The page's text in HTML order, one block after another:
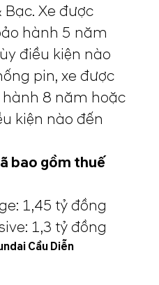
Xe được
hành 5 năm
điều kiện nào
pin, xe được
8 năm hoặc
kiện nào đến
bao gồm thuế
1,45 tỷ đồng
1,3 tỷ đồng
Cầu Diễn